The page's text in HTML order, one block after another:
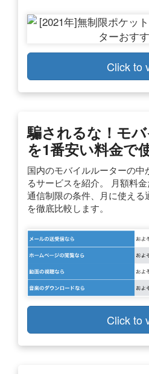
Click to
騙されるな！モ
を1番安い料金で
国内のモバイルルーターの中
るサービスを紹介。 月額料
通信制限の条件、月に使える
を徹底比較します。
Click to